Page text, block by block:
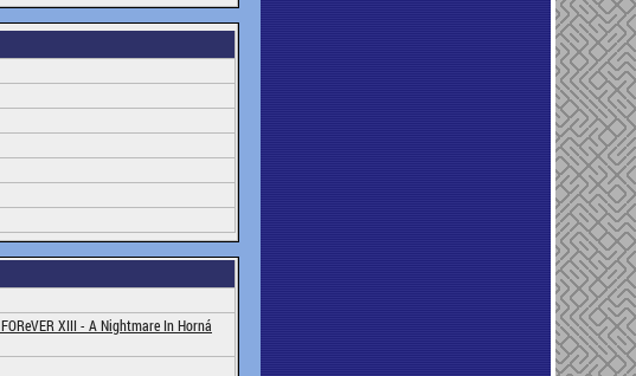
FOReVER XIII - A Nightmare In Horná